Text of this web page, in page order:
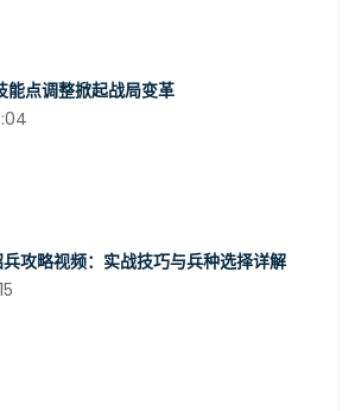
能点调整掀起战局变革
攻略视频：实战技巧与兵种选择详解